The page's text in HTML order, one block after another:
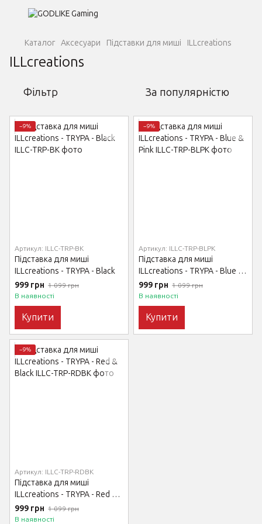
Каталог Аксесуари Підставки для миші ILLcreations
ILLcreations
Фільтр За популярністю
−9%
Артикул: ILLC-TRP-BK
Підставка для миші
ILLcreations - TRYPA - Black
999 грн 1 099 грн
В наявності
Купити
−9%
Артикул: ILLC-TRP-BLPK
Підставка для миші
ILLcreations - TRYPA - Blue &
Pink
999 грн 1 099 грн
В наявності
Купити
−9%
Артикул: ILLC-TRP-RDBK
Підставка для миші
ILLcreations - TRYPA - Red &
Black
999 грн 1 099 грн
В наявності